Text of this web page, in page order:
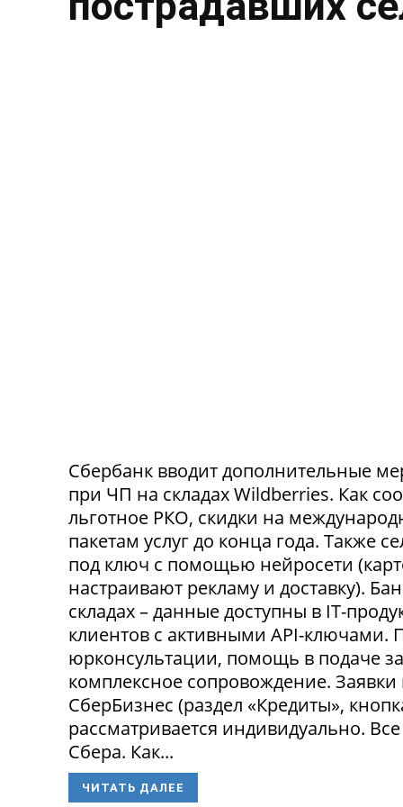
Сбербанк вводит дополнительные
при ЧП на складах Wildberries. Как
льготное РКО, скидки на
пакетам услуг до конца года. Также
под ключ с помощью нейросети
настраивают рекламу и доставку).
складах – данные доступны в IT-
клиентов с активными API-ключами.
юрконсультации, помощь в подаче
комплексное сопровождение.
СберБизнес (раздел «Кредиты»,
рассматривается индивидуально.
Сбера. Как...
ЧИТАТЬ ДАЛЕЕ